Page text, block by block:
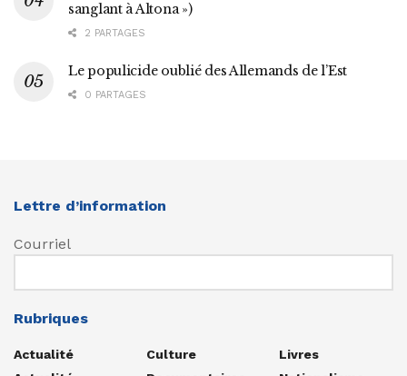
sanglant à Altona »)
2 PARTAGES
Le populicide oublié des Allemands de l’Est
0 PARTAGES
Lettre d’information
Courriel
Rubriques
Actualité
Culture
Livres